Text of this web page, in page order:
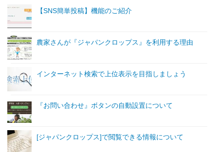
【SNS簡単投稿】機能のご紹介
農家さんが『ジャパンクロップス』を利用する理由
インターネット検索で上位表示を目指しましょう
『お問い合わせ』ボタンの自動設置について
[ジャパンクロップス]で閲覧できる情報について